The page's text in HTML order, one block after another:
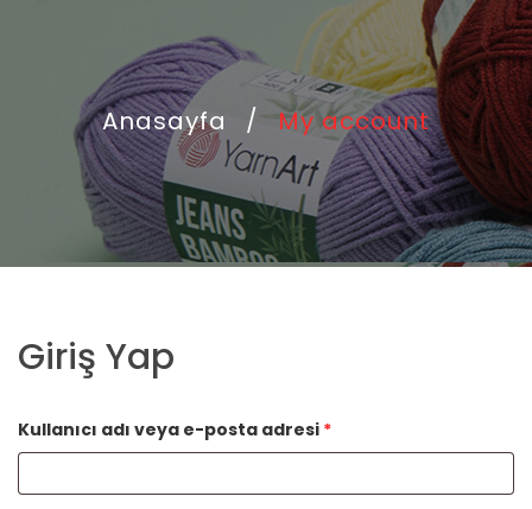
Anasayfa / My account
Giriş Yap
Kullanıcı adı veya e-posta adresi *Gerekli